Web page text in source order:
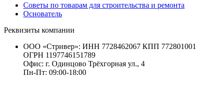
Советы по товарам для строительства и ремонта
Основатель
Реквизиты компании
ООО «Стривер»: ИНН 7728462067 КПП 772801001
ОГРН 1197746151789
Офис: г. Одинцово Трёхгорная ул., 4
Пн-Пт: 09:00-18:00